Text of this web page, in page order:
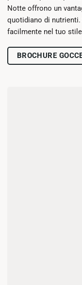
Notte offrono un
quotidiano di
facilmente nel tuo
BROCHURE